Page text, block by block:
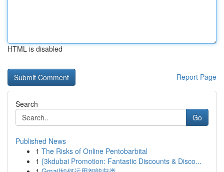
HTML is disabled
Report Page
Search
Go
Published News
1 The Risks of Online Pentobarbital
1 {3kdubai Promotion: Fantastic Discounts & Disco...